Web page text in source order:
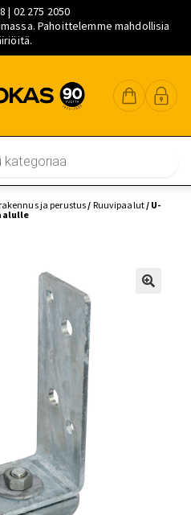
| 02 275 2050
Pahoittelemme mahdollisia
ja perustus / Ruuvipaalut/ U-